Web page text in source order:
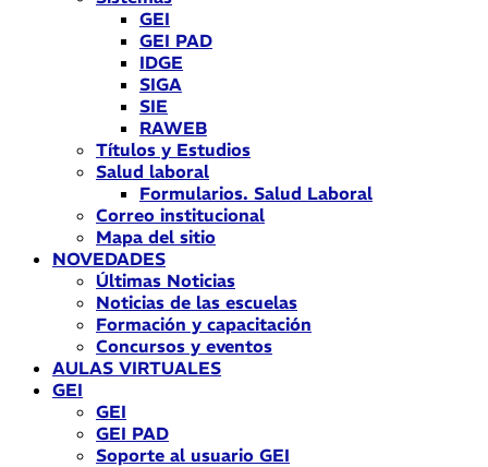
GEI
GEI PAD
IDGE
SIGA
SIE
RAWEB
Títulos y Estudios
Salud laboral
Formularios. Salud Laboral
Correo institucional
Mapa del sitio
NOVEDADES
Últimas Noticias
Noticias de las escuelas
Formación y capacitación
Concursos y eventos
AULAS VIRTUALES
GEI
GEI
GEI PAD
Soporte al usuario GEI